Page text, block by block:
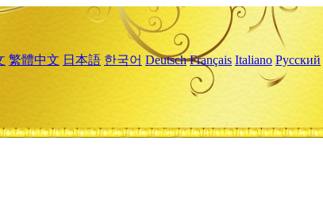
繁體中文 日本語 한국어 Deutsch Français Italiano Русский